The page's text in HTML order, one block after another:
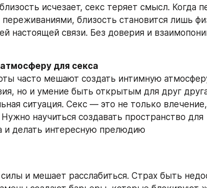
исчезает, секс теряет смысл. Когда
близость становится лишь
настоящей связи. Без доверия и
для секса
часто мешают создать интимную
но и умение быть открытым для друг
ситуация. Секс — это не только
научиться создавать пространство для
и делать интересную прелюдию
и мешает расслабиться. Страх быть